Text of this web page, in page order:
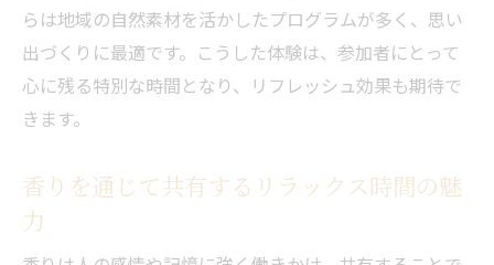
らは地域の自然素材を活かしたプログラムが多く、思い
出づくりに最適です。こうした体験は、参加者にとって
心に残る特別な時間となり、リフレッシュ効果も期待で
きます。
香りを通じて共有するリラックス時間の魅
力